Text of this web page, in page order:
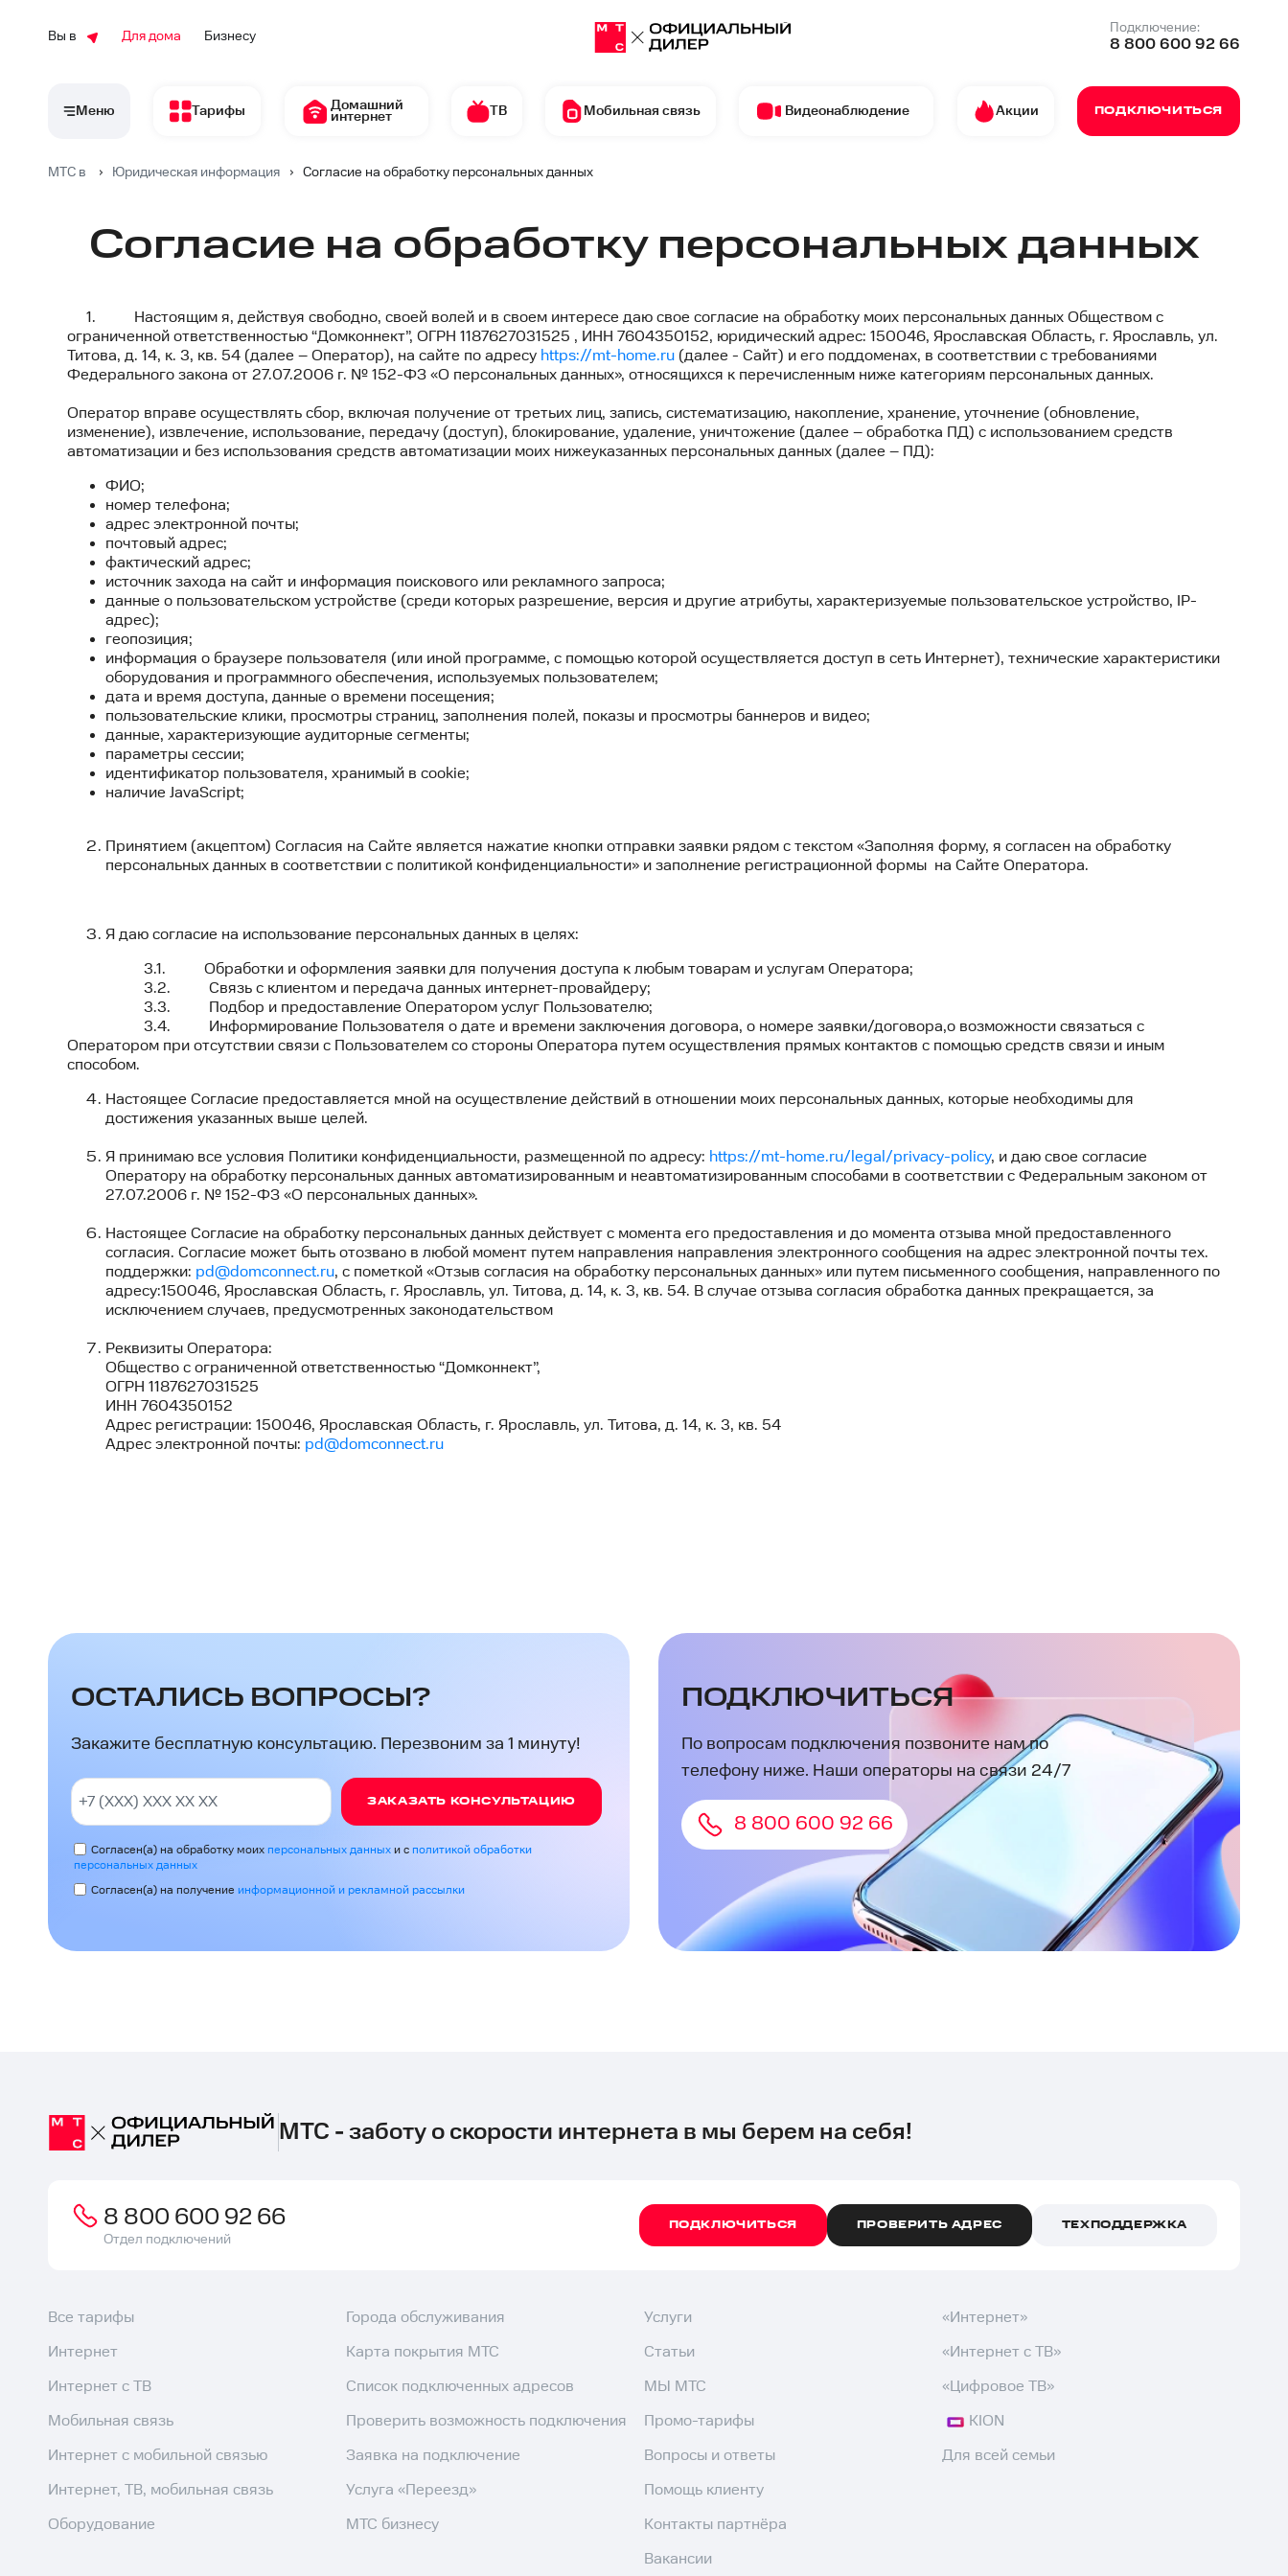
Вы в Для дома Бизнесу
Подключение:
8 800 600 92 66
Меню Тарифы Домашний
интернет ТВ Мобильная связь Видеонаблюдение Акции ПОДКЛЮЧИТЬСЯ
МТС в › Юридическая информация › Согласие на обработку персональных данных
Согласие на обработку персональных данных
Текст
согласия
1. Настоящим я, действуя свободно, своей волей и в своем интересе даю свое согласие на обработку моих персональных данных Обществом с
ограниченной ответственностью “Домконнект”, ОГРН 1187627031525 , ИНН 7604350152, юридический адрес: 150046, Ярославская Область, г. Ярославль, ул.
Титова, д. 14, к. 3, кв. 54 (далее – Оператор), на сайте по адресу https://mt-home.ru (далее - Сайт) и его поддоменах, в соответствии с требованиями
Федерального закона от 27.07.2006 г. № 152-ФЗ «О персональных данных», относящихся к перечисленным ниже категориям персональных данных.
Оператор вправе осуществлять сбор, включая получение от третьих лиц, запись, систематизацию, накопление, хранение, уточнение (обновление,
изменение), извлечение, использование, передачу (доступ), блокирование, удаление, уничтожение (далее – обработка ПД) с использованием средств
автоматизации и без использования средств автоматизации моих нижеуказанных персональных данных (далее – ПД):
ФИО;
номер телефона;
адрес электронной почты;
почтовый адрес;
фактический адрес;
источник захода на сайт и информация поискового или рекламного запроса;
данные о пользовательском устройстве (среди которых разрешение, версия и другие атрибуты, характеризуемые пользовательское устройство, IP-
адрес);
геопозиция;
информация о браузере пользователя (или иной программе, с помощью которой осуществляется доступ в сеть Интернет), технические характеристики
оборудования и программного обеспечения, используемых пользователем;
дата и время доступа, данные о времени посещения;
пользовательские клики, просмотры страниц, заполнения полей, показы и просмотры баннеров и видео;
данные, характеризующие аудиторные сегменты;
параметры сессии;
идентификатор пользователя, хранимый в cookie;
наличие JavaScript;
Принятием (акцептом) Согласия на Сайте является нажатие кнопки отправки заявки рядом с текстом «Заполняя форму, я согласен на обработку
персональных данных в соответствии с политикой конфиденциальности» и заполнение регистрационной формы на Сайте Оператора.
Я даю согласие на использование персональных данных в целях:
3.1. Обработки и оформления заявки для получения доступа к любым товарам и услугам Оператора;
3.2. Связь с клиентом и передача данных интернет-провайдеру;
3.3. Подбор и предоставление Оператором услуг Пользователю;
3.4. Информирование Пользователя о дате и времени заключения договора, о номере заявки/договора,о возможности связаться с
Оператором при отсутствии связи с Пользователем со стороны Оператора путем осуществления прямых контактов с помощью средств связи и иным
способом.
Настоящее Согласие предоставляется мной на осуществление действий в отношении моих персональных данных, которые необходимы для
достижения указанных выше целей.
Я принимаю все условия Политики конфиденциальности, размещенной по адресу: https://mt-home.ru/legal/privacy-policy, и даю свое согласие
Оператору на обработку персональных данных автоматизированным и неавтоматизированным способами в соответствии с Федеральным законом от
27.07.2006 г. № 152-ФЗ «О персональных данных».
Настоящее Согласие на обработку персональных данных действует с момента его предоставления и до момента отзыва мной предоставленного
согласия. Согласие может быть отозвано в любой момент путем направления направления электронного сообщения на адрес электронной почты тех.
поддержки: pd@domconnect.ru, с пометкой «Отзыв согласия на обработку персональных данных» или путем письменного сообщения, направленного по
адресу:150046, Ярославская Область, г. Ярославль, ул. Титова, д. 14, к. 3, кв. 54. В случае отзыва согласия обработка данных прекращается, за
исключением случаев, предусмотренных законодательством
Реквизиты Оператора:
Общество с ограниченной ответственностью “Домконнект”,
ОГРН 1187627031525
ИНН 7604350152
Адрес регистрации: 150046, Ярославская Область, г. Ярославль, ул. Титова, д. 14, к. 3, кв. 54
Адрес электронной почты: pd@domconnect.ru
ОСТАЛИСЬ ВОПРОСЫ?
Закажите бесплатную консультацию. Перезвоним за 1 минуту!
ЗАКАЗАТЬ КОНСУЛЬТАЦИЮ
Согласен(а) на обработку моих персональных данных и с политикой обработки
персональных данных
Согласен(а) на получение информационной и рекламной рассылки
ПОДКЛЮЧИТЬСЯ
По вопросам подключения позвоните нам по
телефону ниже. Наши операторы на связи 24/7
8 800 600 92 66
МТС - заботу о скорости интернета в мы берем на себя!
8 800 600 92 66
Отдел подключений
ПОДКЛЮЧИТЬСЯ ПРОВЕРИТЬ АДРЕС ТЕХПОДДЕРЖКА
Все тарифы
Интернет
Интернет с ТВ
Мобильная связь
Интернет с мобильной связью
Интернет, ТВ, мобильная связь
Оборудование
Города обслуживания
Карта покрытия МТС
Список подключенных адресов
Проверить возможность подключения
Заявка на подключение
Услуга «Переезд»
МТС бизнесу
Услуги
Статьи
МЫ МТС
Промо-тарифы
Вопросы и ответы
Помощь клиенту
Контакты партнёра
Вакансии
«Интернет»
«Интернет с ТВ»
«Цифровое ТВ»
KION
Для всей семьи